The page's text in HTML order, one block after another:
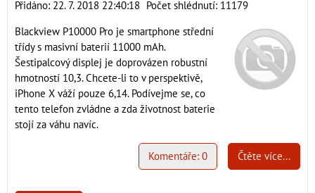
Přidáno: 22. 7. 2018 22:40:18 Počet shlédnutí: 11179
Blackview P10000 Pro je smartphone střední
třídy s masivní baterií 11000 mAh.
Šestipalcový displej je doprovázen robustní
hmotností 10,3. Chcete-li to v perspektivě,
iPhone X váží pouze 6,14. Podívejme se, co
tento telefon zvládne a zda životnost baterie
stojí za váhu navíc.
Čtěte více...
Komentáře: 0